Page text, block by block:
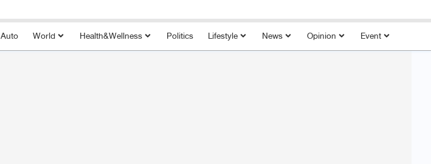
Auto World Health&Wellness Politics Lifestyle News Opinion Event